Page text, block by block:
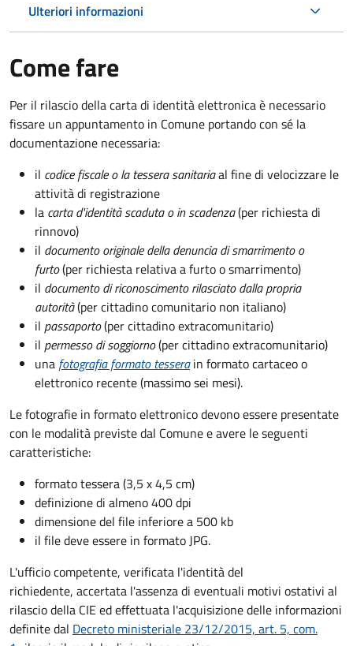
Ulteriori informazioni
Come fare
Per il rilascio della carta di identità elettronica è necessario
fissare un appuntamento in Comune portando con sé la
documentazione necessaria:
il codice fiscale o la tessera sanitariaal fine di velocizzare le
attività di registrazione
la carta d'identità scaduta o in scadenza(per richiesta di
rinnovo)
il documento originale della denuncia di smarrimento o
furto(per richiesta relativa a furto o smarrimento)
il documento di riconoscimento rilasciato dalla propria
autorità(per cittadino comunitario non italiano)
il passaporto(per cittadino extracomunitario)
il permesso di soggiorno(per cittadino extracomunitario)
una fotografia formato tessera in formato cartaceo o
elettronico recente (massimo sei mesi).
Le fotografie in formato elettronico devono essere presentate
con le modalità previste dal Comune e avere le seguenti
caratteristiche:
formato tessera (3,5 x 4,5 cm)
definizione di almeno 400 dpi
dimensione del file inferiore a 500 kb
il file deve essere in formato JPG.
L'ufficio competente, verificata l'identità del
richiedente, accertata l'assenza di eventuali motivi ostativi al
rilascio della CIE ed effettuata l'acquisizione delle informazioni
definite dal Decreto ministeriale 23/12/2015, art. 5, com.